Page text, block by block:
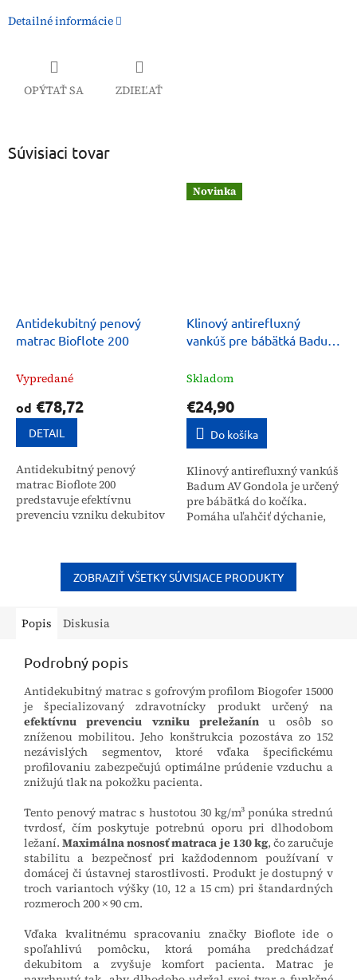
Detailné informácie
OPÝTAŤ SA ZDIEĽAŤ
Súvisiaci tovar
Antidekubitný penový
matrac Bioflote 200
Vypredané
od €78,72
DETAIL
Antidekubitný penový
matrac Bioflote 200
predstavuje efektívnu
prevenciu vzniku dekubitov
matrac je navrhnutý pre...
Novinka
Klinový antirefluxný
vankúš pre bábätká Badum
Skladom
€24,90
Do košíka
Klinový antirefluxný vankúš
Badum AV Gondola je určený
pre bábätká do kočíka.
Pomáha uľahčiť dýchanie,
najmä počas nádchy....
ZOBRAZIŤ VŠETKY SÚVISIACE PRODUKTY
Popis Diskusia
Podrobný popis
Antidekubitný matrac s gofrovým profilom Biogofer 15000
je špecializovaný zdravotnícky produkt určený na
efektívnu prevenciu vzniku preležanín u osôb so
zníženou mobilitou. Jeho konštrukcia pozostáva zo 152
nezávislých segmentov, ktoré vďaka špecifickému
profilovaniu zabezpečujú optimálne prúdenie vzduchu a
znižujú tlak na pokožku pacienta.
Tento penový matrac s hustotou 30 kg/m³ ponúka strednú
tvrdosť, čím poskytuje potrebnú oporu pri dlhodobom
ležaní.Maximálna nosnosť matraca je 130 kg, čo zaručuje
stabilitu a bezpečnosť pri každodennom používaní v
domácej či ústavnej starostlivosti. Produkt je dostupný v
troch variantoch výšky (10, 12 a 15 cm) pri štandardných
rozmeroch 200 × 90 cm.
Vďaka kvalitnému spracovaniu značky Bioflote ide o
spoľahlivú pomôcku, ktorá pomáha predchádzať
dekubitom a zvyšuje komfort pacienta. Matrac je